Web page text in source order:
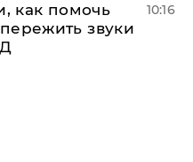
как помочь
звуки
10:16